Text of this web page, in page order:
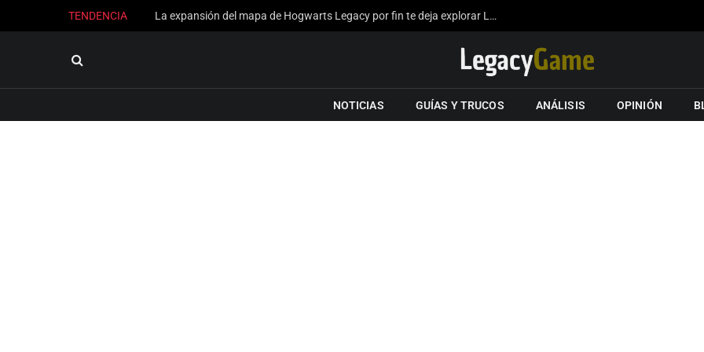
TENDENCIA La expansión del mapa de Hogwarts Legacy por fin te deja explorar Londres gracias a los fans
NOTICIAS GUÍAS Y TRUCOS ANÁLISIS OPINIÓN